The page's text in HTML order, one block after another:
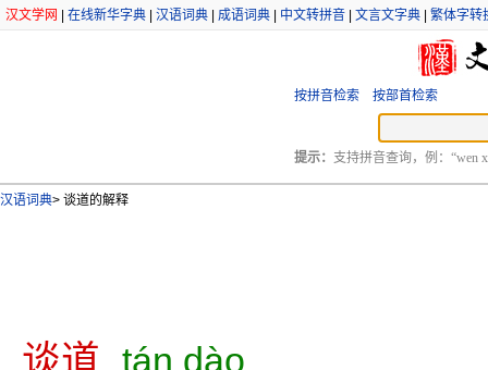
汉文学网 在线新华字典 汉语词典 成语词典 中文转拼音 文言文字典 繁体字转
按拼音检索 按部首检索
提示： 支持拼音查询，例：“wen
汉语词典> 谈道的解释
谈道 tán dào